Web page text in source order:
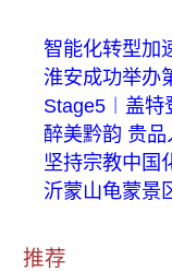
智能化转型加
淮安成功举办
Stage5︱盖特
醉美黔韵 贵
坚持宗教中国
沂蒙山龟蒙景
推荐